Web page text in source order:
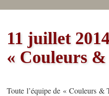
Actualités
Fabrique
11 juillet
« Couleurs &
Toute l’équipe de « Couleurs &